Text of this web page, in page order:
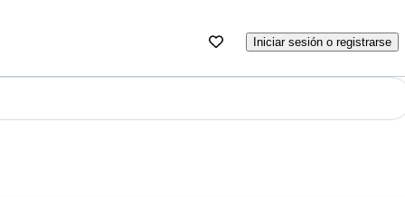
Iniciar sesión o registrarse